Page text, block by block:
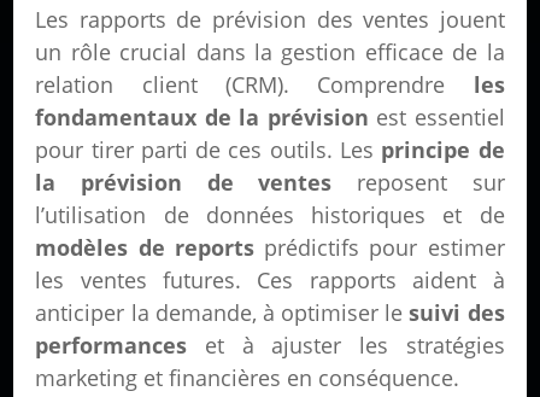
Les rapports de prévision des ventes jouent
un rôle crucial dans la gestion efficace de la
relation client (CRM). Comprendre les
fondamentaux de la prévision est essentiel
pour tirer parti de ces outils. Les principe de
la prévision de ventes reposent sur
l’utilisation de données historiques et de
modèles de reportsprédictifs pour estimer
les ventes futures. Ces rapports aident à
anticiper la demande, à optimiser lesuivi des
performances et à ajuster les stratégies
marketing et financières en conséquence.